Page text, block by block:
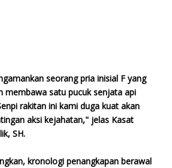
seorang pria inisial F yang
membawa satu pucuk senjata api
rakitan ini kami duga kuat akan
aksi kejahatan," jelas Kasat
SH.
kronologi penangkapan berawal